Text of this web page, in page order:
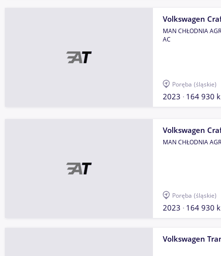
Volkswagen
MAN CHŁODNIA
AC
Poręba (śląskie)
2023 164 930
Volkswagen
MAN CHŁODNIA
Poręba (śląskie)
2023 164 930
Volkswagen